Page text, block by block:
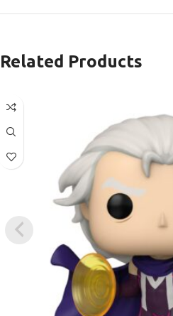
Related Products